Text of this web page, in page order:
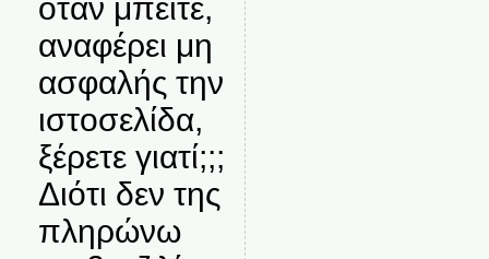
όταν μπείτε,
αναφέρει μη
ασφαλής την
ιστοσελίδα,
ξέρετε γιατί;;;
Διότι δεν της
πληρώνω